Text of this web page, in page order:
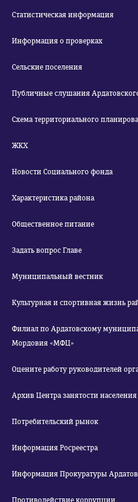
Статистическая информация
Информация о проверках
Сельские поселения
Публичные слушания
Схема территориального
ЖКХ
Новости Социального фонда
Характеристика района
Общественное питание
Задать вопрос Главе
Муниципальный вестник
Культурная и спортивная жизнь
Филиал по Ардатовскому
Мордовия «МФЦ»
Оцените работу руководителей
Архив Центра занятости населения
Потребительский рынок
Информация Росреестра
Информация Прокуратуры
Противодействие коррупции